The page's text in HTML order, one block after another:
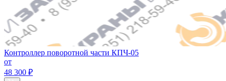
Контроллер поворотной части КПЧ-05
от
48 300 ₽